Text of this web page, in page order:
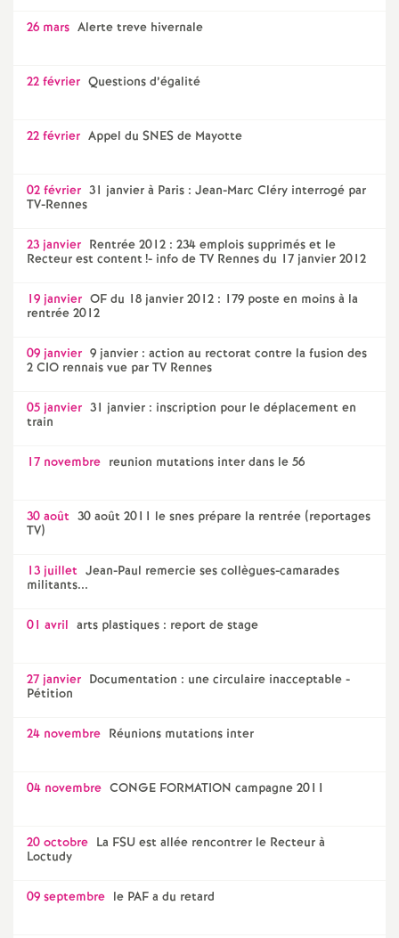
26 mars Alerte treve hivernale
22 février Questions d’égalité
22 février Appel du SNES de Mayotte
02 février 31 janvier à Paris : Jean-Marc Cléry interrogé par
TV-Rennes
23 janvier Rentrée 2012 : 234 emplois supprimés et le
Recteur est content!- info de TV Rennes du 17 janvier 2012
19 janvier OF du 18 janvier 2012 : 179 poste en moins à la
rentrée 2012
09 janvier 9 janvier : action au rectorat contre la fusion des
2 CIO rennais vue par TV Rennes
05 janvier 31 janvier : inscription pour le déplacement en
train
17 novembre reunion mutations inter dans le 56
30 août 30 août 2011 le snes prépare la rentrée (reportages
TV)
13 juillet Jean-Paul remercie ses collègues-camarades
militants...
01 avril arts plastiques : report de stage
27 janvier Documentation : une circulaire inacceptable -
Pétition
24 novembre Réunions mutations inter
04 novembre CONGE FORMATION campagne 2011
20 octobre La FSU est allée rencontrer le Recteur à
Loctudy
09 septembre le PAF a du retard